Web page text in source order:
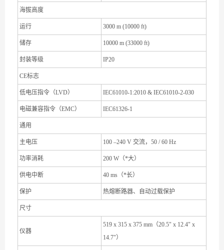
海拔高度
运行 3000 m (10000 ft)
储存 10000 m (33000 ft)
封装等级 IP20
CE标志
低电压指令（LVD） IEC61010-1:2010 & IEC61010-2-030
电磁兼容指令（EMC） IEC61326-1
通用
主电压 100 –240 V 交流，50 / 60 Hz
功率消耗 200 W（*大）
供电中断 40 ms（*长）
保护 热熔断路器、自动过载保护
尺寸
仪器
519 x 315 x 375 mm（20.5" x 12.4" x
14.7"）